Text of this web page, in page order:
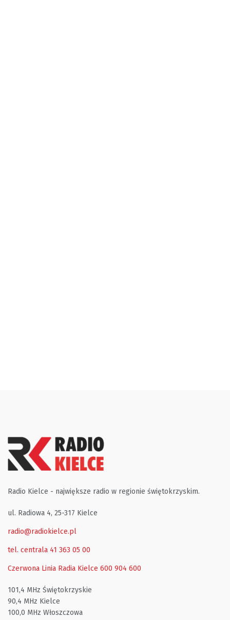
Radio Kielce - największe radio w regionie świętokrzyskim.
ul. Radiowa 4, 25-317 Kielce
radio@radiokielce.pl
tel. centrala 41 363 05 00
Czerwona Linia Radia Kielce 600 904 600
101,4 MHz Świętokrzyskie
90,4 MHz Kielce
100,0 MHz Włoszczowa